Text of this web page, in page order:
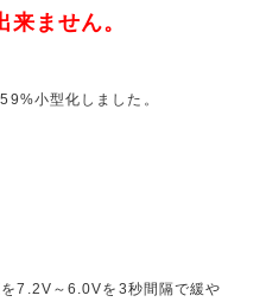
ません。
小型化しました。
7.2V～6.0Vを3秒間隔で緩や